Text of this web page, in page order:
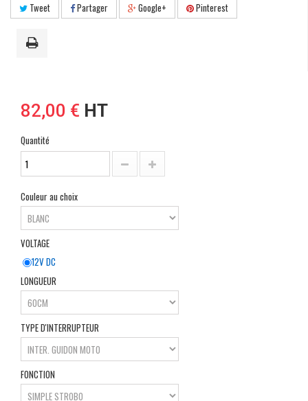
Tweet Partager Google+ Pinterest
82,00 € HT
Quantité
Couleur au choix
VOLTAGE
12V DC
LONGUEUR
TYPE D'INTERRUPTEUR
FONCTION